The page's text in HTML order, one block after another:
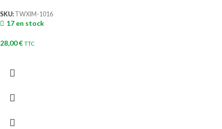
SKU: TWXIM-1016
17 en stock
28,00€ TTC